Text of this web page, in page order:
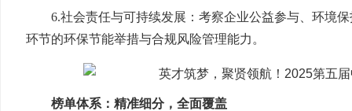
6.社会责任与可持续发展：考察企业公益参与、环境
环节的环保节能举措与合规风险管理能力。
榜单体系：精准细分，全面覆盖